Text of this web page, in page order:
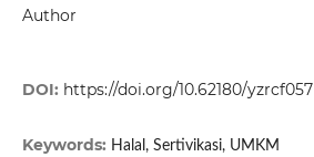
Author
DOI: https://doi.org/10.62180/yzrcf057
Keywords: Halal, Sertivikasi, UMKM